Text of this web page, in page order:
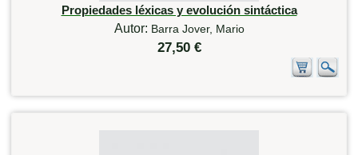
Propiedades léxicas y evolución sintáctica
Autor: Barra Jover, Mario
27,50 €